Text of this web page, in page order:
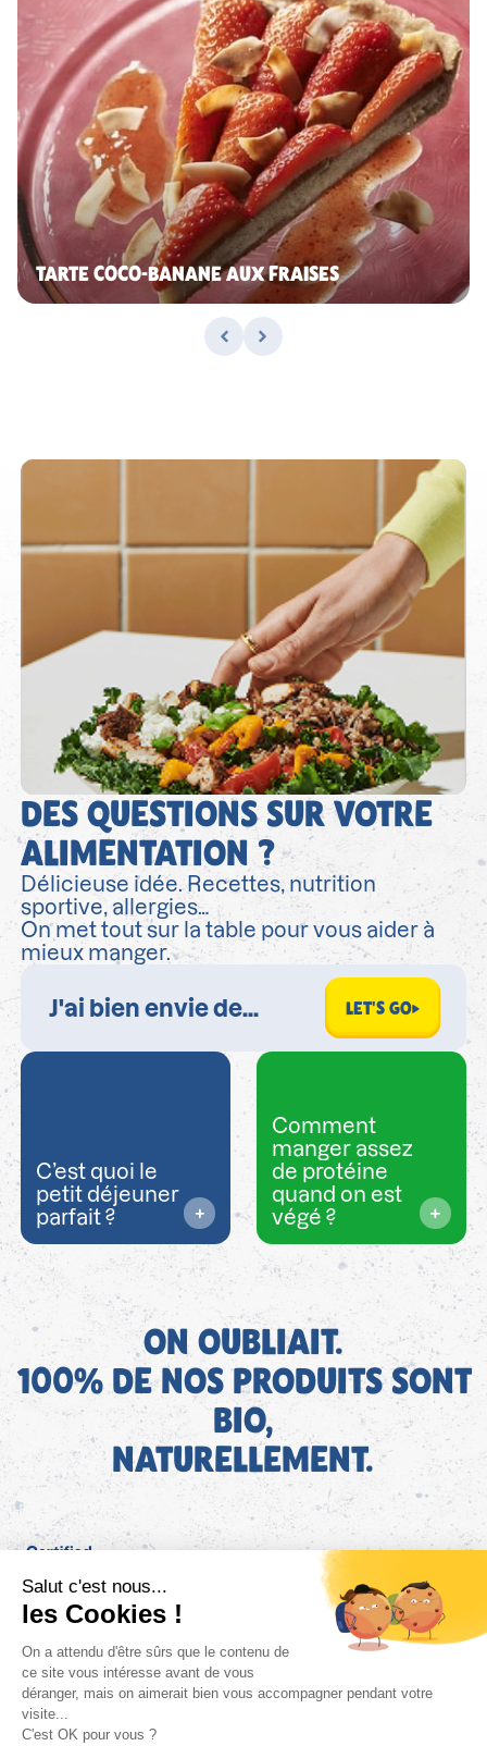
TARTE COCO-BANANE AUX FRAISES
DES QUESTIONS SUR VOTRE
ALIMENTATION ?
Délicieuse idée. Recettes, nutrition
sportive, allergies…
On met tout sur la table pour vous aider à
mieux manger.
LET'S GO
C’est quoi le
petit déjeuner
parfait ?
Comment
manger assez
de protéine
quand on est
végé ?
ON OUBLIAIT.
100% DE NOS PRODUITS SONT
BIO,
NATURELLEMENT.
FR
Bjorg pour les pros
Politique de confidentialité
Instagram Facebook
Retrouvez les informations AGEC de nos produits sur le site